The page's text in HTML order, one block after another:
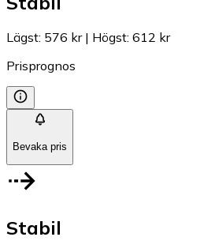
Lägst: 576 kr| Högst: 612 kr
Prisprognos
Bevaka pris
Stabil